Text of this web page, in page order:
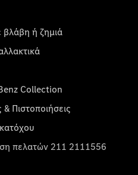
βλάβη ή ζημιά
Collection
Πιστοποιήσεις
πελατών 211 2111556